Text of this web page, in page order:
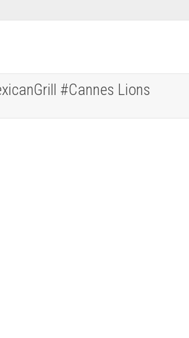
#Cannes Lions